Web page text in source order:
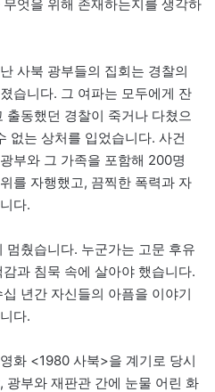
엇을 위해 존재하는지를 생각하
사북 광부들의 집회는 경찰의
습니다. 그 여파는 모두에게 잔
출동했던 경찰이 죽거나 다쳤으
없는 상처를 입었습니다. 사건
부와 그 가족을 포함해 200명
를 자행했고, 끔찍한 폭력과 자
다.
멈췄습니다. 누군가는 고문 후유
과 침묵 속에 살아야 했습니다.
년간 자신들의 아픔을 이야기
다.
화 <1980 사북>을 계기로 당시
광부와 재판관 간에 눈물 어린 화